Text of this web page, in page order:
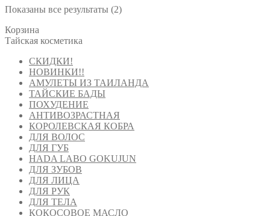
Показаны все результаты (2)
Корзина
Тайская косметика
СКИДКИ!
НОВИНКИ!!
АМУЛЕТЫ ИЗ ТАИЛАНДА
ТАЙСКИЕ БАДЫ
ПОХУДЕНИЕ
АНТИВОЗРАСТНАЯ
КОРОЛЕВСКАЯ КОБРА
ДЛЯ ВОЛОС
ДЛЯ ГУБ
HADA LABO GOKUJUN
ДЛЯ ЗУБОВ
ДЛЯ ЛИЦА
ДЛЯ РУК
ДЛЯ ТЕЛА
КОКОСОВОЕ МАСЛО